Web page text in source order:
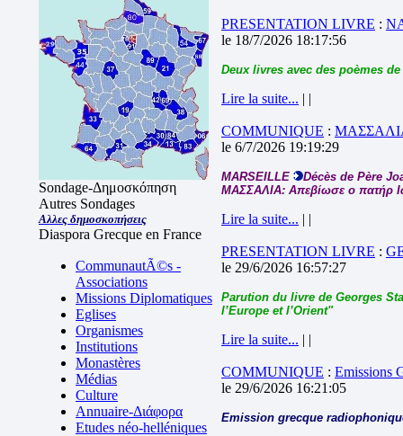
Sondage-Δημοσκόπηση
Autres Sondages
Αλλες δημοσκοπήσεις
Diaspora Grecque en France
CommunautÃ©s -
Associations
Missions Diplomatiques
Eglises
Organismes
Institutions
Monastères
Médias
Culture
Annuaire-Διάφορα
Etudes néo-helléniques
PRESENTATION LIVRE :
le 18/7/2026 18:17:56
Deux livres avec des poèmes
Lire la suite... | |
COMMUNIQUE :
le 6/7/2026 19:19:29
MARSEILLE
Décès de Père
ΜΑΣΣΑΛΙΑ: Απεβίωσε ο πατήρ
Lire la suite... | |
PRESENTATION LIVRE :
le 29/6/2026 16:57:27
Parution du livre de Georges
l’Europe et l’Orient"
Lire la suite... | |
COMMUNIQUE : Emissions
le 29/6/2026 16:21:05
Emission grecque